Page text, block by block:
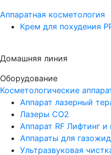
Аппаратная косметология
Крем для похудения
Домашняя линия
Оборудование
Косметологические
Аппарат лазерный
Лазеры CO2
Аппарат RF Лифтинг и
Аппараты для
Ультразвуковая